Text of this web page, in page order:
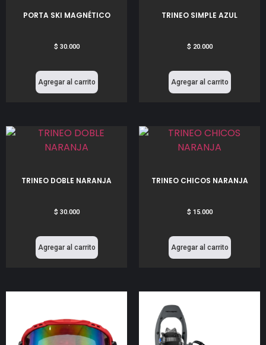
PORTA SKI MAGNÉTICO
$ 30.000
Agregar al carrito
TRINEO SIMPLE AZUL
$ 20.000
Agregar al carrito
TRINEO DOBLE NARANJA
$ 30.000
Agregar al carrito
TRINEO CHICOS NARANJA
$ 15.000
Agregar al carrito